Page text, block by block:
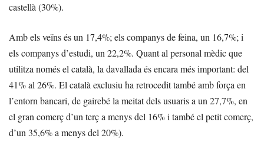
castellà (30%).
Amb els veïns és un 17,4%; els companys de feina, un 16,7%; i
els companys d’estudi, un 22,2%. Quant al personal mèdic que
utilitza només el català, la davallada és encara més important: del
41% al 26%. El català exclusiu ha retrocedit també amb força en
l’entorn bancari, de gairebé la meitat dels usuaris a un 27,7%, en
el gran comerç d’un terç a menys del 16% i també el petit comerç,
d’un 35,6% a menys del 20%).